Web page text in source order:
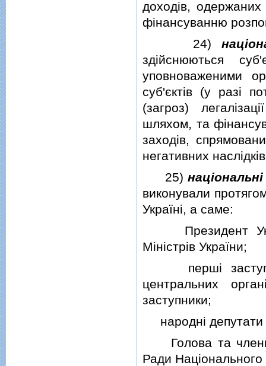
доходiв,
фiнансуванню
24)
здiйснюються
уповноваженими
суб'єктiв (у разi
(загроз)
шляхом, та
заходiв,
негативних
25)
виконували
Українi, а саме:
Президент
Мiнiстрiв України;
першi
центральних
заступники;
народнi депутати
Голова та члени
Ради Нацiонального